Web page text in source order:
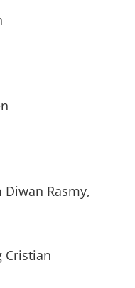
Rasmy,
Cristian